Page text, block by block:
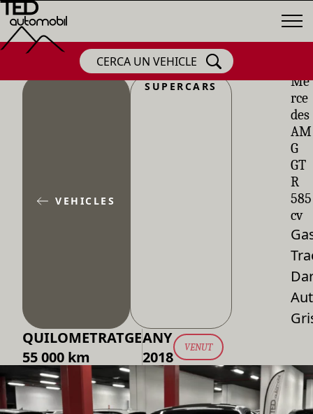
CERCA UN VEHICLE
VEHICLES
SUPERCARS
Me
rce
des
AM
G
GT
R
585
cv
QUILOMETRATGE
55 000 km
ANY
2018
VENUT